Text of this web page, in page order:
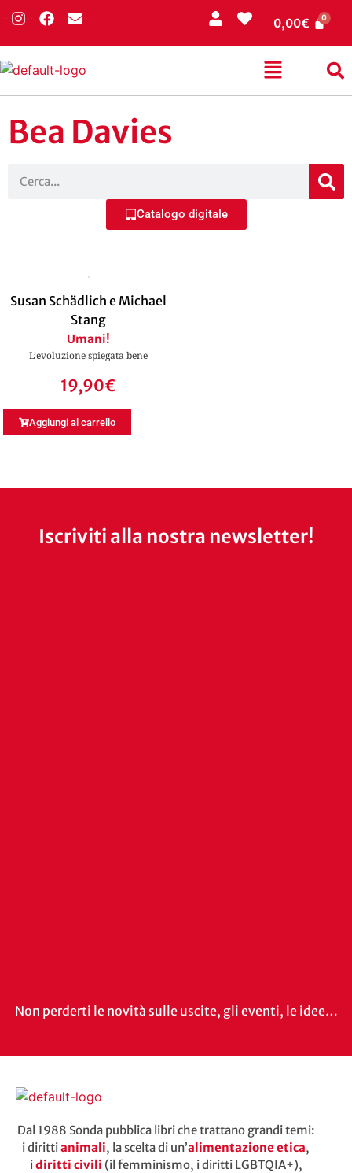
0,00€
Bea Davies
Catalogo digitale
Susan Schädlich e Michael
Stang
Umani!
L’evoluzione spiegata bene
19,90€
Aggiungi al carrello
Iscriviti alla nostra newsletter!
Non perderti le novità sulle uscite, gli eventi, le idee…
Dal 1988 Sonda pubblica libri che trattano grandi temi:
i dirittianimali, la scelta di un’alimentazione etica,
idiritti civili (il femminismo, i diritti LGBTQIA+),